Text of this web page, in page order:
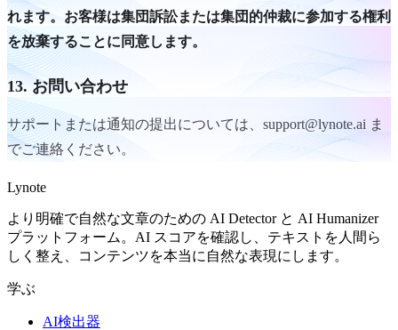
れます。お客様は集団訴訟または集団的仲裁に参加する権利
を放棄することに同意します。
13. お問い合わせ
サポートまたは通知の提出については、support@lynote.ai ま
でご連絡ください。
Lynote
より明確で自然な文章のための AI Detector と AI Humanizer
プラットフォーム。AI スコアを確認し、テキストを人間ら
しく整え、コンテンツを本当に自然な表現にします。
学ぶ
AI検出器